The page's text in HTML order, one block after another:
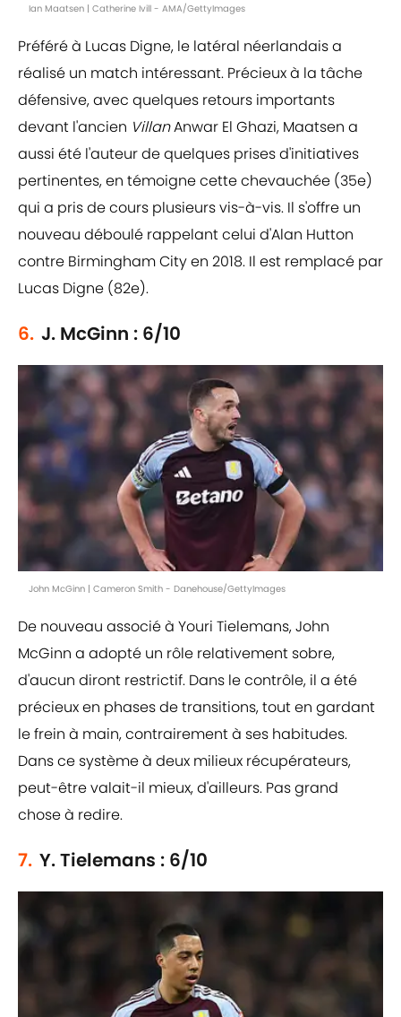
Ian Maatsen | Catherine Ivill - AMA/GettyImages
Préféré à Lucas Digne, le latéral néerlandais a
réalisé un match intéressant. Précieux à la tâche
défensive, avec quelques retours importants
devant l'ancien VillanAnwar El Ghazi, Maatsen a
aussi été l'auteur de quelques prises d'initiatives
pertinentes, en témoigne cette chevauchée (35e)
qui a pris de cours plusieurs vis-à-vis. Il s'offre un
nouveau déboulé rappelant celui d'Alan Hutton
contre Birmingham City en 2018. Il est remplacé par
Lucas Digne (82e).
6. J. McGinn : 6/10
John McGinn | Cameron Smith - Danehouse/GettyImages
De nouveau associé à Youri Tielemans, John
McGinn a adopté un rôle relativement sobre,
d'aucun diront restrictif. Dans le contrôle, il a été
précieux en phases de transitions, tout en gardant
le frein à main, contrairement à ses habitudes.
Dans ce système à deux milieux récupérateurs,
peut-être valait-il mieux, d'ailleurs. Pas grand
chose à redire.
7. Y. Tielemans : 6/10